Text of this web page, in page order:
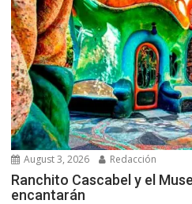
August 3, 2026 Redacción
Ranchito Cascabel y el
encantarán